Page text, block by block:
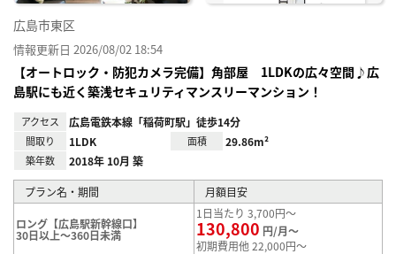
広島市東区
情報更新日 2026/08/02 18:54
【オートロック・防犯カメラ完備】角部屋 1LDKの広々空間♪広
島駅にも近く築浅セキュリティマンスリーマンション！
アクセス 広島電鉄本線「稲荷町駅」徒歩14分
間取り 1LDK 面積 29.86m²
築年数 2018年 10月 築
プラン名・期間 月額目安
ロング【広島駅新幹線口】
30日以上～360日未満
1日当たり 3,700円～
130,800 円/月～
初期費用他 22,000円～